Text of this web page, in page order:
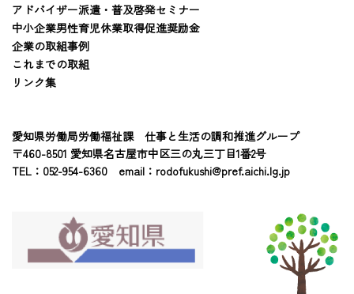
愛知県労働局労働福祉課 仕事と生活の調和推進グループ
〒460-8501 愛知県名古屋市中区三の丸三丁目1番2号
TEL：052-954-6360 email： rodofukushi@pref.aichi.lg.jp
アドバイザー派遣・普及啓発セミナー
中小企業男性育児休業取得促進奨励金
企業の取組事例
これまでの取組
リンク集